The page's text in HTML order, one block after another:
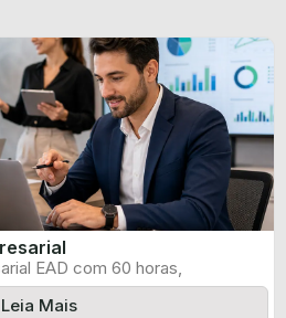
EAD com 60 horas,
produtor e ...
Leia Mais